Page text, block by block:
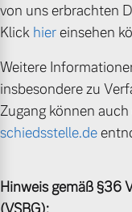
von uns erbrachten
Klick hiereinsehen
Weitere
insbesondere zu
Zugang können
schiedsstelle.de
Hinweis gemäß §36